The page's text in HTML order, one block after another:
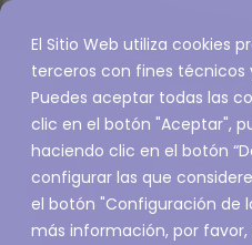
El Sitio Web utiliza cookies
terceros con fines técnicos
Puedes aceptar todas las
clic en el botón "Aceptar",
haciendo clic en el botón
configurar las que
el botón "Configuración de
más información, por favor,